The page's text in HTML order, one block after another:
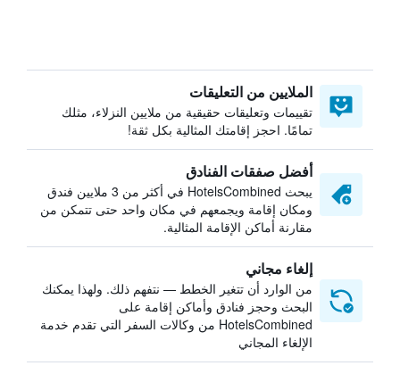
الملايين من التعليقات
تقييمات وتعليقات حقيقية من ملايين النزلاء، مثلك
تمامًا. احجز إقامتك المثالية بكل ثقة!
أفضل صفقات الفنادق
يبحث HotelsCombined في أكثر من 3 ملايين فندق
ومكان إقامة ويجمعهم في مكان واحد حتى تتمكن من
مقارنة أماكن الإقامة المثالية.
إلغاء مجاني
من الوارد أن تتغير الخطط — نتفهم ذلك. ولهذا يمكنك
البحث وحجز فنادق وأماكن إقامة على
HotelsCombined من وكالات السفر التي تقدم خدمة
الإلغاء المجاني